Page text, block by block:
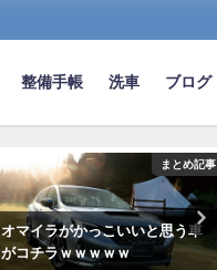
整備手帳 洗車 ブログ
まとめ記事
オマイラがかっこいいと思う車
がコチラｗｗｗｗｗ